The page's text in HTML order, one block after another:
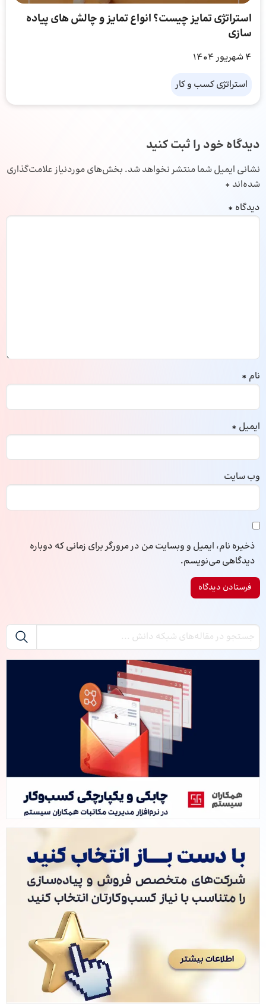
استراتژی تمایز چیست؟ انواع تمایز و چالش های پیاده
سازی
4 شهریور 1404
استراتژی کسب و کار
دیدگاه خود را ثبت کنید
نشانی ایمیل شما منتشر نخواهد شد. بخش‌های موردنیاز علامت‌گذاری
شده‌اند *
دیدگاه *
نام *
ایمیل *
وب‌ سایت
ذخیره نام، ایمیل و وبسایت من در مرورگر برای زمانی که دوباره
دیدگاهی می‌نویسم.